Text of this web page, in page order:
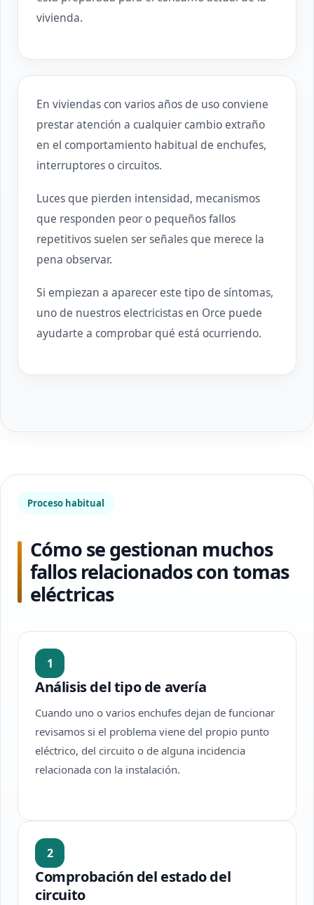
vivienda.
En viviendas con varios años de uso conviene
prestar atención a cualquier cambio extraño
en el comportamiento habitual de enchufes,
interruptores o circuitos.
Luces que pierden intensidad, mecanismos
que responden peor o pequeños fallos
repetitivos suelen ser señales que merece la
pena observar.
Si empiezan a aparecer este tipo de síntomas,
uno de nuestros electricistas en Orce puede
ayudarte a comprobar qué está ocurriendo.
Proceso habitual
Cómo se gestionan muchos
fallos relacionados con tomas
eléctricas
1
Análisis del tipo de avería
Cuando uno o varios enchufes dejan de funcionar
revisamos si el problema viene del propio punto
eléctrico, del circuito o de alguna incidencia
relacionada con la instalación.
2
Comprobación del estado del
circuito